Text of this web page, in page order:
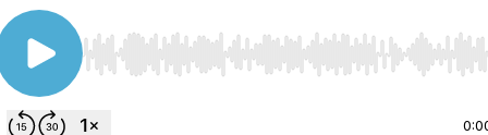
Use Left/Right to seek, Home/End to jump to start